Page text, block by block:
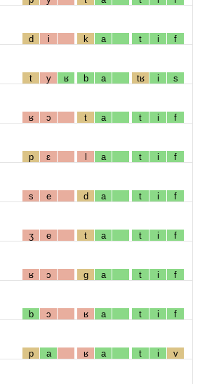
d i k a t i f
t y ʁ b a tʁ i s
ʁ ɔ t a t i f
p ɛ l a t i f
s e d a t i f
ʒ e t a t i f
ʁ ɔ g a t i f
b ɔ ʁ a t i f
p a ʁ a t i v